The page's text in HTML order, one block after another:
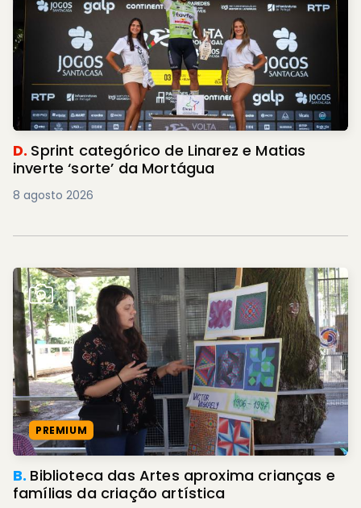
D. Sprint categórico de Linarez e Matias
inverte ‘sorte’ da Mortágua
8 agosto 2026
PREMIUM
B. Biblioteca das Artes aproxima crianças e
famílias da criação artística